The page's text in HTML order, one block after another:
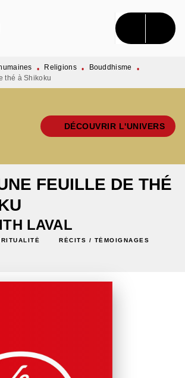
CONTENU
• Religions • Bouddhisme
•
thé à Shikoku
DÉCOUVRIR L'UNIVERS
FEUILLE DE THÉ
LAVAL
RÉCITS / TÉMOIGNAGES